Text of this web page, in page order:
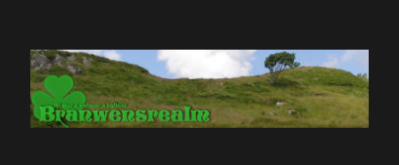
Branwensrealm.com